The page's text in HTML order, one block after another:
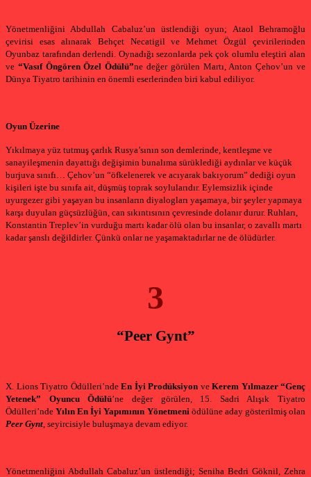
Yönetmenliğini Abdullah Cabaluz’un üstlendiği oyun; Ataol Behramoğlu
çevirisi esas alınarak Behçet Necatigil ve Mehmet Özgül çevirilerinden
Oyunbaz tarafından derlendi. Oynadığı sezonlarda pek çok olumlu eleştiri alan
ve “Vasıf Öngören Özel Ödülü”ne değer görülen Martı, Anton Çehov’un ve
Dünya Tiyatro tarihinin en önemli eserlerinden biri kabul ediliyor.
Oyun Üzerine
Yıkılmaya yüz tutmuş çarlık Rusya’sının son demlerinde, kentleşme ve
sanayileşmenin dayattığı değişimin bunalıma sürüklediği aydınlar ve küçük
burjuva sınıfı… Çehov’un “öfkelenerek ve acıyarak bakıyorum” dediği oyun
kişileri işte bu sınıfa ait, düşmüş toprak soylularıdır. Eylemsizlik içinde
uyurgezer gibi yaşayan bu insanların diyalogları yaşamaya, bir şeyler yapmaya
karşı duyulan güçsüzlüğün, can sıkıntısının çevresinde dolanır durur. Ruhları,
Konstantin Treplev’in vurduğu martı kadar ölü olan bu insanlar, o zavallı martı
kadar şanslı değildirler. Çünkü onlar ne yaşamaktadırlar ne de ölüdürler.
3
“Peer Gynt”
X. Lions Tiyatro Ödülleri’nde En İyi Prodüksiyon ve Kerem Yılmazer “Genç
Yetenek” Oyuncu Ödülü’ne
değer görülen, 15. Sadri Alışık Tiyatro
Ödülleri’ndeYılın En İyi Yapımının Yönetmeni ödülüne aday gösterilmiş olan
Peer Gynt seyircisiyle buluşmaya devam ediyor.
Yönetmenliğini Abdullah Cabaluz’un üstlendiği; Seniha Bedri Göknil, Zehra